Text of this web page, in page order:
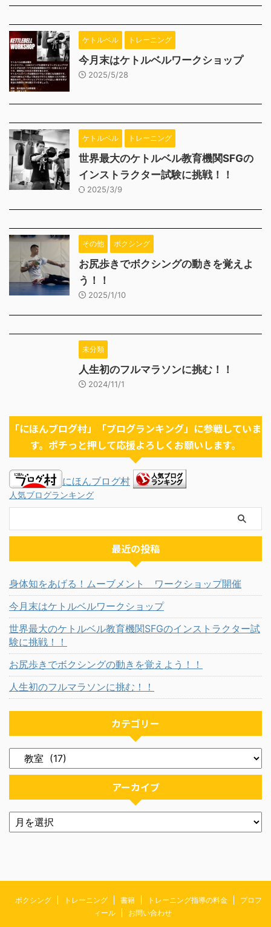
ケトルベル トレーニング
今月末はケトルベルワークショップ
2025/5/28
ケトルベル トレーニング
世界最大のケトルベル教育機関SFGの
インストラクター試験に挑戦！！
2025/3/9
その他 ボクシング
お尻歩きでボクシングの動きを覚えよ
う！！
2025/1/10
未分類
人生初のフルマラソンに挑む！！
2024/11/1
「にほんブログ村」「ブログランキング」に参戦していま
す。ポチっと押して応援よろしくお願いします。
にほんブログ村
人気ブログランキング
最近の投稿
身体知をあげる！ムーブメント ワークショップ開催
今月末はケトルベルワークショップ
世界最大のケトルベル教育機関SFGのインストラクター試
験に挑戦！！
お尻歩きでボクシングの動きを覚えよう！！
人生初のフルマラソンに挑む！！
カテゴリー
アーカイブ
ボクシング トレーニング 書籍 トレーニング指導の料金
プロフ
ィール
お問い合わせ